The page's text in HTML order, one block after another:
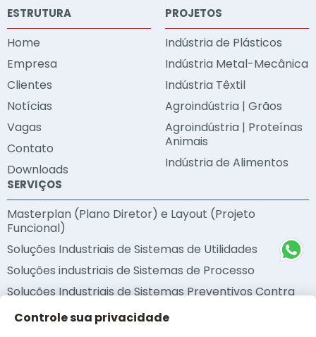
ESTRUTURA
Home
Empresa
Clientes
Notícias
Vagas
Contato
Downloads
PROJETOS
Indústria de Plásticos
Indústria Metal-Mecânica
Indústria Têxtil
Agroindústria | Grãos
Agroindústria | Proteínas
Animais
Indústria de Alimentos
SERVIÇOS
Masterplan (Plano Diretor) e Layout (Projeto
Funcional)
Soluções Industriais de Sistemas de Utilidades
Soluções industriais de Sistemas de Processo
Soluções Industriais de Sistemas Preventivos Contra
Soluções Industriais de Sustentabilidade
Controle sua privacidade